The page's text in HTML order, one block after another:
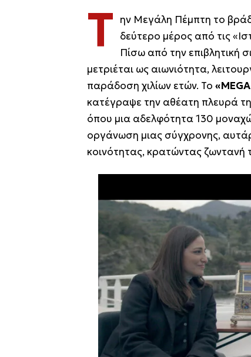
Τ ην Μεγάλη Πέμπτη το
δεύτερο μέρος από τις
Πίσω από την επιβλητική
μετριέται ως αιωνιότητα,
παράδοση χιλίων ετών. Το
κατέγραψε την αθέατη πλευρά
όπου μια αδελφότητα 130
οργάνωση μιας σύγχρονης,
κοινότητας, κρατώντας